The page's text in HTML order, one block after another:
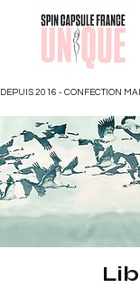
DEPUIS 2016 - CONFECTION